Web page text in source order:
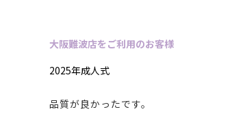
大阪難波店をご利用のお客様
2025年成人式
品質が良かったです。